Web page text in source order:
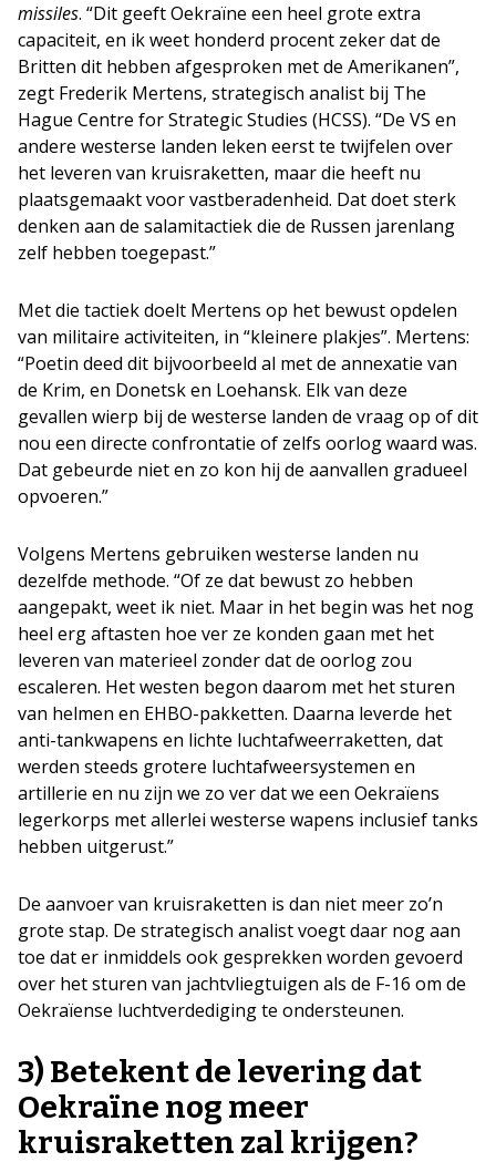
missiles. “Dit geeft Oekraïne een heel grote extra
capaciteit, en ik weet honderd procent zeker dat de
Britten dit hebben afgesproken met de Amerikanen”,
zegt Frederik Mertens, strategisch analist bij The
Hague Centre for Strategic Studies (HCSS). “De VS en
andere westerse landen leken eerst te twijfelen over
het leveren van kruisraketten, maar die heeft nu
plaatsgemaakt voor vastberadenheid. Dat doet sterk
denken aan de salamitactiek die de Russen jarenlang
zelf hebben toegepast.”
Met die tactiek doelt Mertens op het bewust opdelen
van militaire activiteiten, in “kleinere plakjes”. Mertens:
“Poetin deed dit bijvoorbeeld al met de annexatie van
de Krim, en Donetsk en Loehansk. Elk van deze
gevallen wierp bij de westerse landen de vraag op of dit
nou een directe confrontatie of zelfs oorlog waard was.
Dat gebeurde niet en zo kon hij de aanvallen gradueel
opvoeren.”
Volgens Mertens gebruiken westerse landen nu
dezelfde methode. “Of ze dat bewust zo hebben
aangepakt, weet ik niet. Maar in het begin was het nog
heel erg aftasten hoe ver ze konden gaan met het
leveren van materieel zonder dat de oorlog zou
escaleren. Het westen begon daarom met het sturen
van helmen en EHBO-pakketten. Daarna leverde het
anti-tankwapens en lichte luchtafweerraketten, dat
werden steeds grotere luchtafweersystemen en
artillerie en nu zijn we zo ver dat we een Oekraïens
legerkorps met allerlei westerse wapens inclusief tanks
hebben uitgerust.”
De aanvoer van kruisraketten is dan niet meer zo’n
grote stap. De strategisch analist voegt daar nog aan
toe dat er inmiddels ook gesprekken worden gevoerd
over het sturen van jachtvliegtuigen als de F-16 om de
Oekraïense luchtverdediging te ondersteunen.
3) Betekent de levering dat
Oekraïne nog meer
kruisraketten zal krijgen?